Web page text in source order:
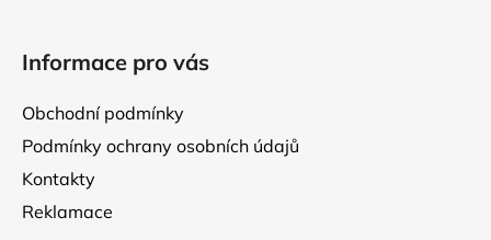
Informace pro vás
Obchodní podmínky
Podmínky ochrany osobních údajů
Kontakty
Reklamace